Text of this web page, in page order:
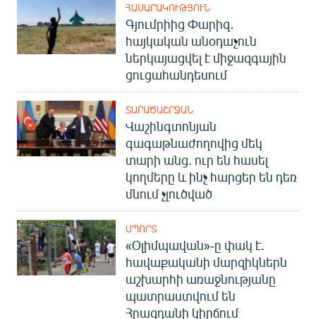
ՀԱՍԱՐԱԿՈՒԹՅՈՒՆ
Գյումրիից Փարիզ․
հայկական անօդաչուն
ներկայացվել է միջազգային
ցուցահանդեսում
ՏԱՐԱԾԱՇՐՋԱՆ
Վաշինգտոնյան
գագաթնաժողովից մեկ
տարի անց. ուր են հասել
կողմերը և ինչ հարցեր են դեռ
մնում չլուծված
ՍՊՈՐՏ
«Օլիմպավան»-ը փակ է.
հավաքականի մարզիկներն
աշխարհի առաջնությանը
պատրաստվում են
Հրազդանի կիրճում